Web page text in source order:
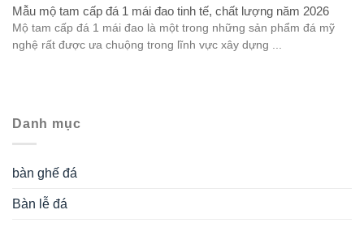
Mẫu mộ tam cấp đá 1 mái đao tinh tế, chất lượng năm 2026
Mộ tam cấp đá 1 mái đao là một trong những sản phẩm đá mỹ
nghệ rất được ưa chuộng trong lĩnh vực xây dựng ...
Danh mục
bàn ghế đá
Bàn lễ đá